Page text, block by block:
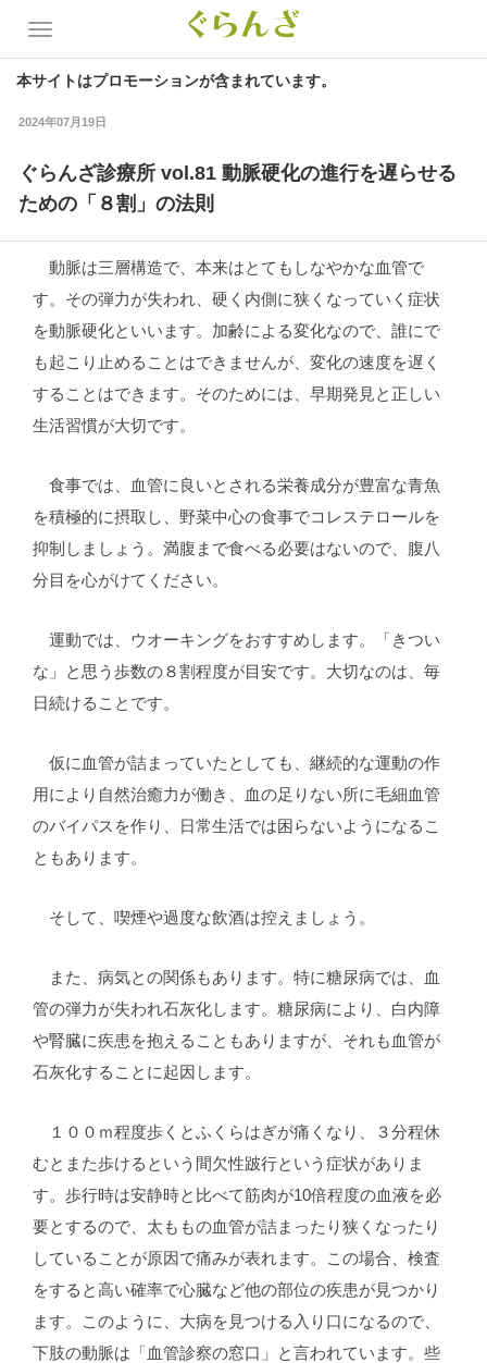
本サイトはプロモーションが含まれています。
2024年07月19日
ぐらんざ診療所 vol.81 動脈硬化の進行を遅らせる
ための「８割」の法則
動脈は三層構造で、本来はとてもしなやかな血管で
す。その弾力が失われ、硬く内側に狭くなっていく症状
を動脈硬化といいます。加齢による変化なので、誰にで
も起こり止めることはできませんが、変化の速度を遅く
することはできます。そのためには、早期発見と正しい
生活習慣が大切です。
食事では、血管に良いとされる栄養成分が豊富な青魚
を積極的に摂取し、野菜中心の食事でコレステロールを
抑制しましょう。満腹まで食べる必要はないので、腹八
分目を心がけてください。
運動では、ウオーキングをおすすめします。「きつい
な」と思う歩数の８割程度が目安です。大切なのは、毎
日続けることです。
仮に血管が詰まっていたとしても、継続的な運動の作
用により自然治癒力が働き、血の足りない所に毛細血管
のバイパスを作り、日常生活では困らないようになるこ
ともあります。
そして、喫煙や過度な飲酒は控えましょう。
また、病気との関係もあります。特に糖尿病では、血
管の弾力が失われ石灰化します。糖尿病により、白内障
や腎臓に疾患を抱えることもありますが、それも血管が
石灰化することに起因します。
１００ｍ程度歩くとふくらはぎが痛くなり、３分程休
むとまた歩けるという間欠性跛行という症状がありま
す。歩行時は安静時と比べて筋肉が10倍程度の血液を必
要とするので、太ももの血管が詰まったり狭くなったり
していることが原因で痛みが表れます。この場合、検査
をすると高い確率で心臓など他の部位の疾患が見つかり
ます。このように、大病を見つける入り口になるので、
下肢の動脈は「血管診察の窓口」と言われています。些